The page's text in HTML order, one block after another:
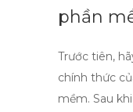
phần
Trước tiên,
chính thức
mềm. Sau